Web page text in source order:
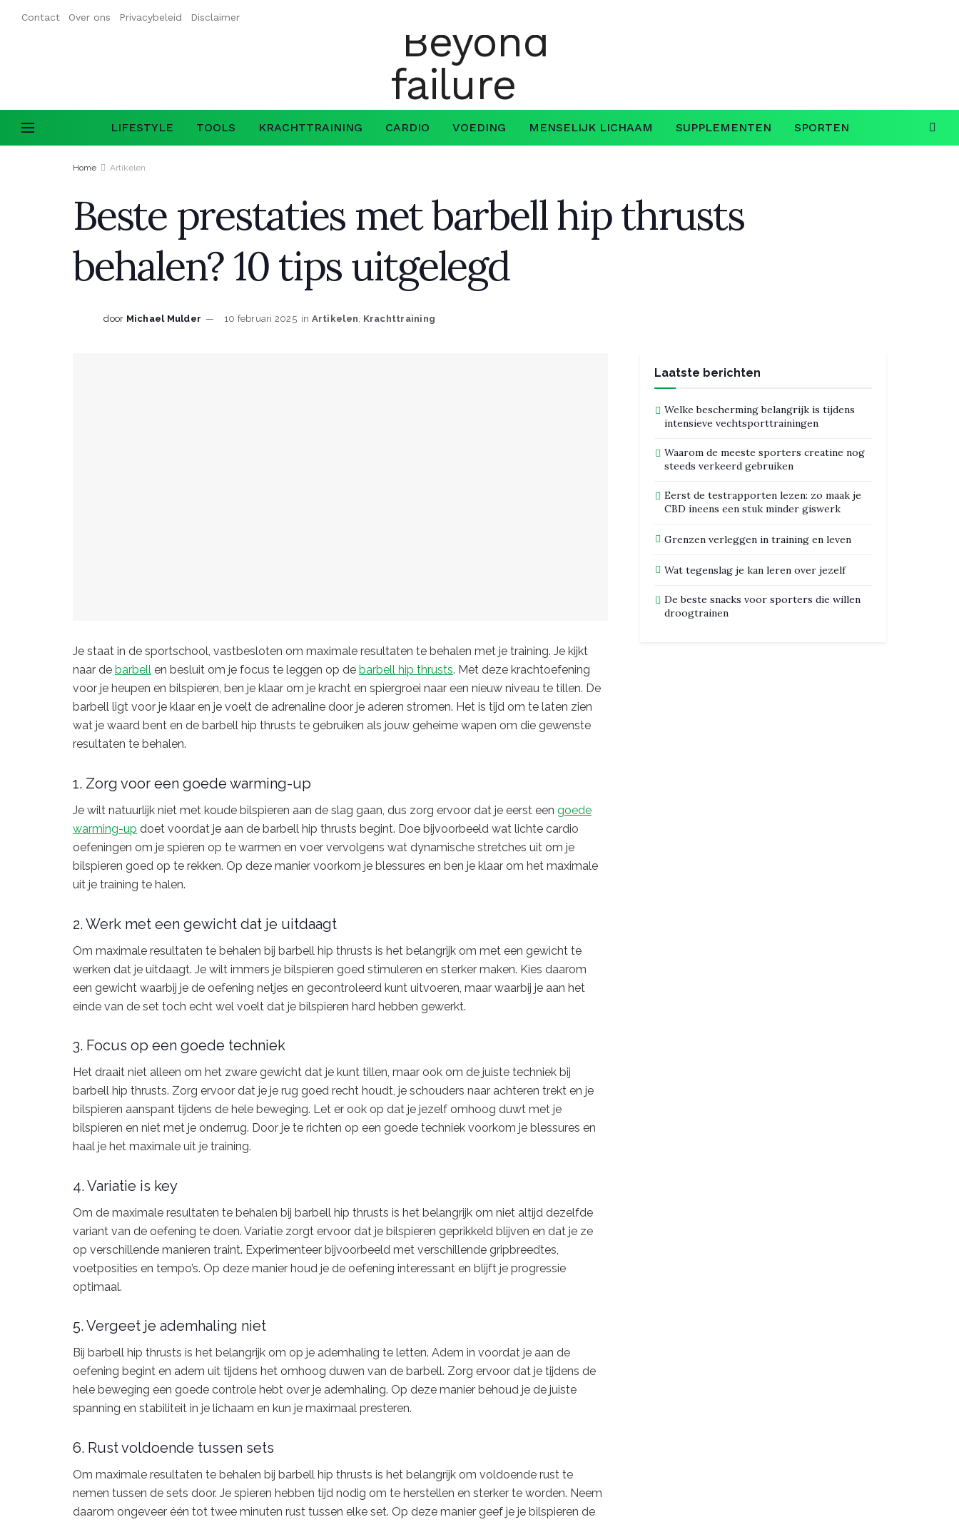
Contact Over ons Privacybeleid Disclaimer
LIFESTYLE TOOLS KRACHTTRAINING CARDIO VOEDING MENSELIJK LICHAAM SUPPLEMENTEN SPORTEN
Home Artikelen
Beste prestaties met barbell hip thrusts
behalen? 10 tips uitgelegd
door Michael Mulder 10 februari 2025 in Artikelen, Krachttraining
Je staat in de sportschool, vastbesloten om maximale resultaten te behalen met je training. Je kijkt
naar de barbell en besluit om je focus te leggen op de barbell hip thrusts. Met deze krachtoefening
voor je heupen en bilspieren, ben je klaar om je kracht en spiergroei naar een nieuw niveau te tillen. De
barbell ligt voor je klaar en je voelt de adrenaline door je aderen stromen. Het is tijd om te laten zien
wat je waard bent en de barbell hip thrusts te gebruiken als jouw geheime wapen om die gewenste
resultaten te behalen.
1. Zorg voor een goede warming-up
Je wilt natuurlijk niet met koude bilspieren aan de slag gaan, dus zorg ervoor dat je eerst een goede
warming-up doet voordat je aan de barbell hip thrusts begint. Doe bijvoorbeeld wat lichte cardio
oefeningen om je spieren op te warmen en voer vervolgens wat dynamische stretches uit om je
bilspieren goed op te rekken. Op deze manier voorkom je blessures en ben je klaar om het maximale
uit je training te halen.
2. Werk met een gewicht dat je uitdaagt
Om maximale resultaten te behalen bij barbell hip thrusts is het belangrijk om met een gewicht te
werken dat je uitdaagt. Je wilt immers je bilspieren goed stimuleren en sterker maken. Kies daarom
een gewicht waarbij je de oefening netjes en gecontroleerd kunt uitvoeren, maar waarbij je aan het
einde van de set toch echt wel voelt dat je bilspieren hard hebben gewerkt.
3. Focus op een goede techniek
Het draait niet alleen om het zware gewicht dat je kunt tillen, maar ook om de juiste techniek bij
barbell hip thrusts. Zorg ervoor dat je je rug goed recht houdt, je schouders naar achteren trekt en je
bilspieren aanspant tijdens de hele beweging. Let er ook op dat je jezelf omhoog duwt met je
bilspieren en niet met je onderrug. Door je te richten op een goede techniek voorkom je blessures en
haal je het maximale uit je training.
4. Variatie is key
Om de maximale resultaten te behalen bij barbell hip thrusts is het belangrijk om niet altijd dezelfde
variant van de oefening te doen. Variatie zorgt ervoor dat je bilspieren geprikkeld blijven en dat je ze
op verschillende manieren traint. Experimenteer bijvoorbeeld met verschillende gripbreedtes,
voetposities en tempo’s. Op deze manier houd je de oefening interessant en blijft je progressie
optimaal.
5. Vergeet je ademhaling niet
Bij barbell hip thrusts is het belangrijk om op je ademhaling te letten. Adem in voordat je aan de
oefening begint en adem uit tijdens het omhoog duwen van de barbell. Zorg ervoor dat je tijdens de
hele beweging een goede controle hebt over je ademhaling. Op deze manier behoud je de juiste
spanning en stabiliteit in je lichaam en kun je maximaal presteren.
6. Rust voldoende tussen sets
Om maximale resultaten te behalen bij barbell hip thrusts is het belangrijk om voldoende rust te
nemen tussen de sets door. Je spieren hebben tijd nodig om te herstellen en sterker te worden. Neem
daarom ongeveer één tot twee minuten rust tussen elke set. Op deze manier geef je je bilspieren de
Laatste berichten
Welke bescherming belangrijk is tijdens
intensieve vechtsporttrainingen
Waarom de meeste sporters creatine nog
steeds verkeerd gebruiken
Eerst de testrapporten lezen: zo maak je
CBD ineens een stuk minder giswerk
Grenzen verleggen in training en leven
Wat tegenslag je kan leren over jezelf
De beste snacks voor sporters die willen
droogtrainen